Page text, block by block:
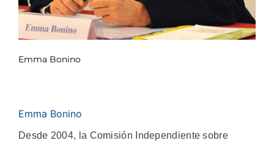
Emma Bonino
Emma Bonino
Desde 2004, la Comisión Independiente sobre